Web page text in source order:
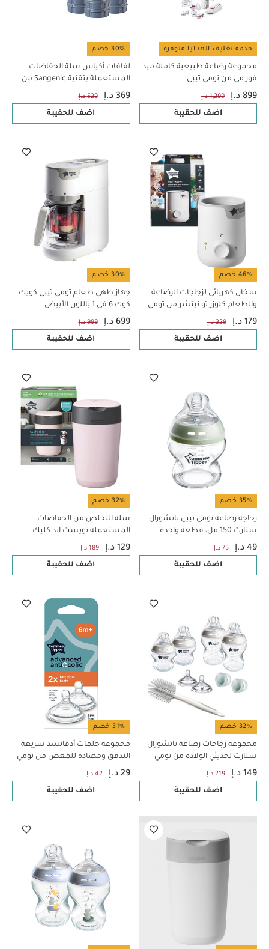
خدمة تغليف الهدايا متوفرة
مجموعة رضاعة طبيعية كاملة ميد
فور مي من تومي تيبي
899 د.إ 1,299 د.إ
اضف للحقيبة
30% خصم
لفافات أكياس سلة الحفاضات
المستعملة بتقنية Sangenic من
تومي تيببي، 12 قطعة
369 د.إ 529 د.إ
اضف للحقيبة
46% خصم
سخان كهربائي لزجاجات الرضاعة
والطعام كلوزر تو نيتشر من تومي
تيبي - أبيض
179 د.إ 329 د.إ
اضف للحقيبة
30% خصم
جهاز طهي طعام تومي تيبي كويك
كوك 6 في 1 باللون الأبيض
699 د.إ 999 د.إ
اضف للحقيبة
35% خصم
زجاجة رضاعة تومي تيبي ناتشورال
ستارت 150 مل، قطعة واحدة
49 د.إ 75 د.إ
اضف للحقيبة
32% خصم
سلة التخلص من الحفاضات
المستعملة تويست آند كليك
المتطورة مع لفافة أكياس لإعادة
الملء من تومي تيبي - وردي
129 د.إ 189 د.إ
اضف للحقيبة
32% خصم
مجموعة زجاجات رضاعة ناتشورال
ستارت لحديثي الولادة من تومي
تيبي- 9 قطع
149 د.إ 219 د.إ
اضف للحقيبة
31% خصم
مجموعة حلمات أدفانسد سريعة
التدفق ومضادة للمغص من تومي
تيبي - قطعتان
29 د.إ 42 د.إ
اضف للحقيبة